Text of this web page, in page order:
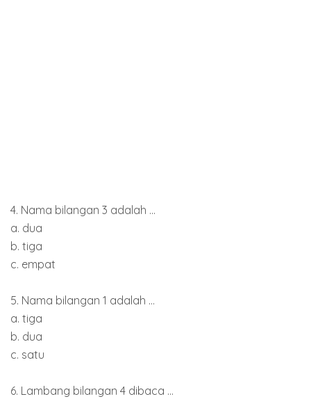
4. Nama bilangan 3 adalah ...
a. dua
b. tiga
c. empat
5. Nama bilangan 1 adalah ...
a. tiga
b. dua
c. satu
6. Lambang bilangan 4 dibaca ...